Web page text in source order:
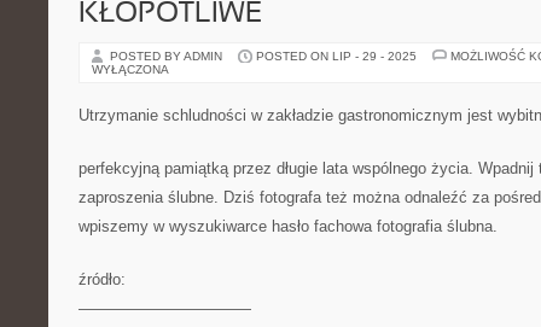
KŁOPOTLIWE
POSTED BY ADMIN POSTED ON LIP - 29 - 2025
MOŻLIWOŚĆ
WYŁĄCZONA
Utrzymanie schludności w zakładzie gastronomicznym jest
perfekcyjną pamiątką przez długie lata wspólnego życia.
zaproszenia ślubne. Dziś fotografa też można odnaleźć za
wpiszemy w wyszukiwarce hasło fachowa fotografia ślubna.
źródło:
———————————